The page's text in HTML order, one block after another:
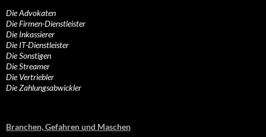
Die Advokaten
Die Firmen-Dienstleister
Die Inkassierer
Die IT-Dienstleister
Die Sonstigen
Die Streamer
Die Vertriebler
Die Zahlungsabwickler
Branchen, Gefahren und Maschen